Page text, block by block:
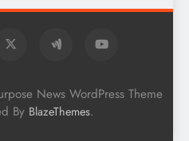
News WordPress Theme
By BlazeThemes.